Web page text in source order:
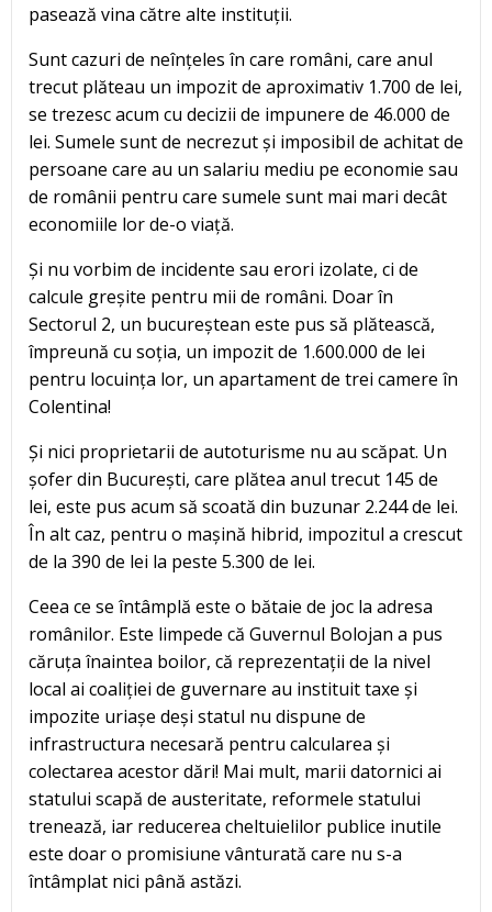
pasează vina către alte instituții.
Sunt cazuri de neînțeles în care români, care anul
trecut plăteau un impozit de aproximativ 1.700 de lei,
se trezesc acum cu decizii de impunere de 46.000 de
lei. Sumele sunt de necrezut și imposibil de achitat de
persoane care au un salariu mediu pe economie sau
de românii pentru care sumele sunt mai mari decât
economiile lor de-o viață.
Și nu vorbim de incidente sau erori izolate, ci de
calcule greșite pentru mii de români. Doar în
Sectorul 2, un bucureștean este pus să plătească,
împreună cu soția, un impozit de 1.600.000 de lei
pentru locuința lor, un apartament de trei camere în
Colentina!
Și nici proprietarii de autoturisme nu au scăpat. Un
șofer din București, care plătea anul trecut 145 de
lei, este pus acum să scoată din buzunar 2.244 de lei.
În alt caz, pentru o mașină hibrid, impozitul a crescut
de la 390 de lei la peste 5.300 de lei.
Ceea ce se întâmplă este o bătaie de joc la adresa
românilor. Este limpede că Guvernul Bolojan a pus
căruța înaintea boilor, că reprezentații de la nivel
local ai coaliției de guvernare au instituit taxe și
impozite uriașe deși statul nu dispune de
infrastructura necesară pentru calcularea și
colectarea acestor dări! Mai mult, marii datornici ai
statului scapă de austeritate, reformele statului
trenează, iar reducerea cheltuielilor publice inutile
este doar o promisiune vânturată care nu s-a
întâmplat nici până astăzi.